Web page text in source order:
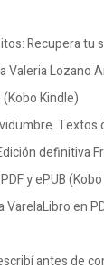
Recupera tu
Valeria Lozano
(Kobo Kindle)
Textos
definitiva
y ePUB
VarelaLibro en
antes de